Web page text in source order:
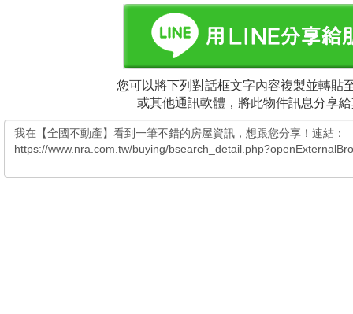
您可以將下列對話框文字內容複製並轉貼
或其他通訊軟體，將此物件訊息分享